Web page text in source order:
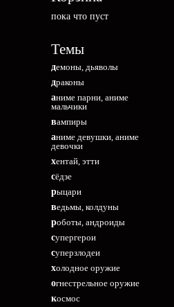
пока что пуст
Темы
демоны, дьяволы
драконы
аниме парни, аниме
мальчики
вампиры
аниме девушки, аниме
девочки
хентай, этти
сёдзе
рыцари
ведьмы, колдуны
роботы, андроиды
супергерои
суперзлодеи
холодное оружие
огнестрельное оружие
космос